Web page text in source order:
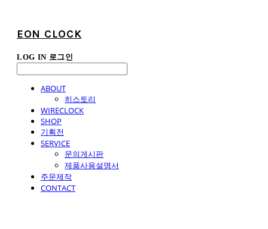
EON CLOCK
LOG IN 로그인
ABOUT
히스토리
WIRECLOCK
SHOP
기획전
SERVICE
문의게시판
제품사용설명서
주문제작
CONTACT